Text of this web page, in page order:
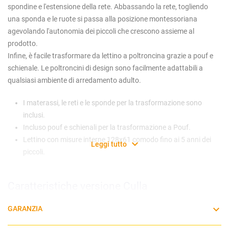
spondine e l'estensione della rete. Abbassando la rete, togliendo
una sponda e le ruote si passa alla posizione montessoriana
agevolando l'autonomia dei piccoli che crescono assieme al
prodotto.
Infine, è facile trasformare da lettino a poltroncina grazie a pouf e
schienale. Le poltroncini di design sono facilmente adattabili a
qualsiasi ambiente di arredamento adulto.
I materassi, le reti e le sponde per la trasformazione sono
inclusi.
Incluso pouf e schienali per la trasformazione a Pouf.
Lettino con misure interne 128x61 comodo fino ai 5 anni dei
piccoli.
Utilizzabile dalla nascita
Leggi tutto
GARANZIA